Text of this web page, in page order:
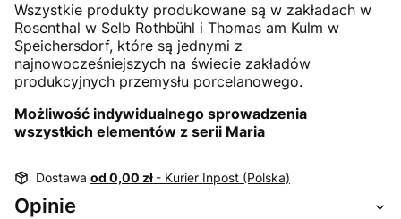
Wszystkie produkty produkowane są w zakładach w
Rosenthal w Selb Rothbühl i Thomas am Kulm w
Speichersdorf, które są jednymi z
najnowocześniejszych na świecie zakładów
produkcyjnych przemysłu porcelanowego.
Możliwość indywidualnego sprowadzenia
wszystkich elementów z serii Maria
Dostawa od 0,00 zł - Kurier Inpost (Polska)
Opinie